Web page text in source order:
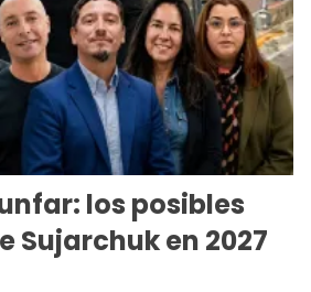
los posibles
Sujarchuk en 2027